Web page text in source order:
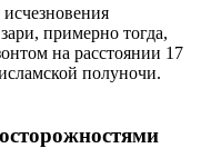
примерно тогда,
на расстоянии 17
полуночи.